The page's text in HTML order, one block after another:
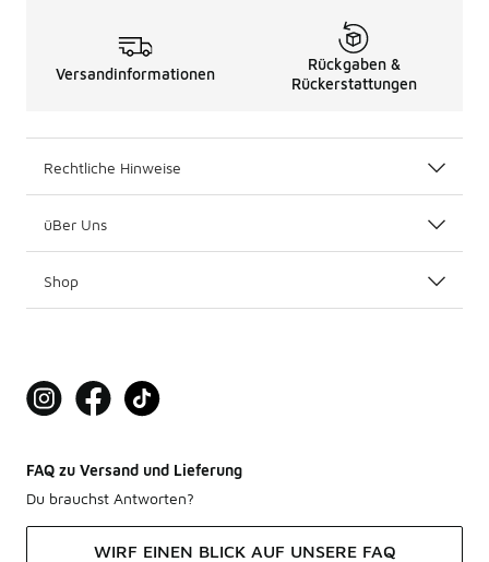
Versandinformationen
Rückgaben &
Rückerstattungen
Rechtliche Hinweise
üBer Uns
Shop
FAQ zu Versand und Lieferung
Du brauchst Antworten?
WIRF EINEN BLICK AUF UNSERE FAQ